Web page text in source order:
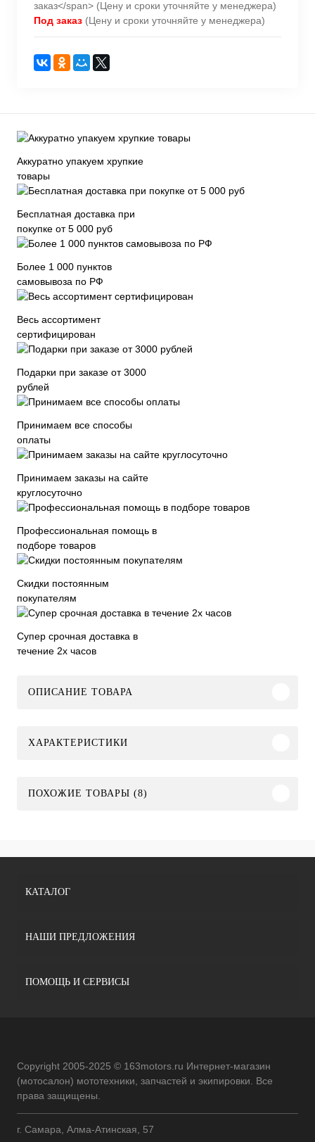
Под заказ (Цену и сроки уточняйте у менеджера)
Аккуратно упакуем хрупкие
товары
Бесплатная доставка при
покупке от 5 000 руб
Более 1 000 пунктов
самовывоза по РФ
Весь ассортимент
сертифицирован
Подарки при заказе от 3000
рублей
Принимаем все способы
оплаты
Принимаем заказы на сайте
круглосуточно
Профессиональная помощь в
подборе товаров
Скидки постоянным
покупателям
Супер срочная доставка в
течение 2х часов
ОПИСАНИЕ ТОВАРА
ХАРАКТЕРИСТИКИ
ПОХОЖИЕ ТОВАРЫ (8)
КАТАЛОГ
НАШИ ПРЕДЛОЖЕНИЯ
ПОМОЩЬ И СЕРВИСЫ
Copyright 2005-2025 © 163motors.ru Интернет-магазин
(мотосалон) мототехники, запчастей и экипировки. Все
права защищены.
г. Самара, Алма-Атинская, 57